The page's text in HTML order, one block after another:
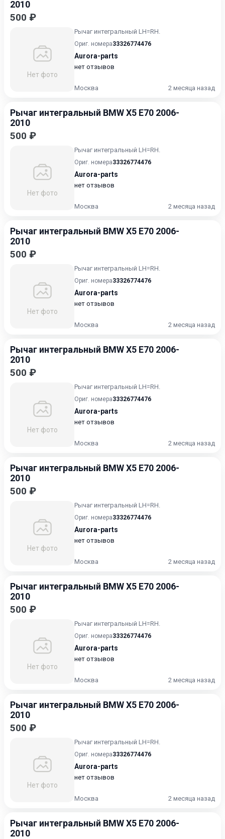
2010
500 ₽
Нет фото
Рычаг интегральный LH=RH.
Ориг. номера33326774476
Aurora-parts
нет отзывов
Москва 2 месяца назад
Рычаг интегральный BMW X5 E70 2006-
2010
500 ₽
Нет фото
Рычаг интегральный LH=RH.
Ориг. номера33326774476
Aurora-parts
нет отзывов
Москва 2 месяца назад
Рычаг интегральный BMW X5 E70 2006-
2010
500 ₽
Нет фото
Рычаг интегральный LH=RH.
Ориг. номера33326774476
Aurora-parts
нет отзывов
Москва 2 месяца назад
Рычаг интегральный BMW X5 E70 2006-
2010
500 ₽
Нет фото
Рычаг интегральный LH=RH.
Ориг. номера33326774476
Aurora-parts
нет отзывов
Москва 2 месяца назад
Рычаг интегральный BMW X5 E70 2006-
2010
500 ₽
Нет фото
Рычаг интегральный LH=RH.
Ориг. номера33326774476
Aurora-parts
нет отзывов
Москва 2 месяца назад
Рычаг интегральный BMW X5 E70 2006-
2010
500 ₽
Нет фото
Рычаг интегральный LH=RH.
Ориг. номера33326774476
Aurora-parts
нет отзывов
Москва 2 месяца назад
Рычаг интегральный BMW X5 E70 2006-
2010
500 ₽
Нет фото
Рычаг интегральный LH=RH.
Ориг. номера33326774476
Aurora-parts
нет отзывов
Москва 2 месяца назад
Рычаг интегральный BMW X5 E70 2006-
2010